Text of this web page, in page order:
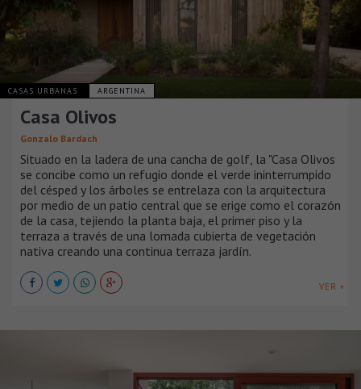
CASAS URBANAS ARGENTINA
Casa Olivos
Gonzalo Bardach
Situado en la ladera de una cancha de golf, la "Casa Olivos
se concibe como un refugio donde el verde ininterrumpido
del césped y los árboles se entrelaza con la arquitectura
por medio de un patio central que se erige como el corazón
de la casa, tejiendo la planta baja, el primer piso y la
terraza a través de una lomada cubierta de vegetación
nativa creando una continua terraza jardín.
VER +